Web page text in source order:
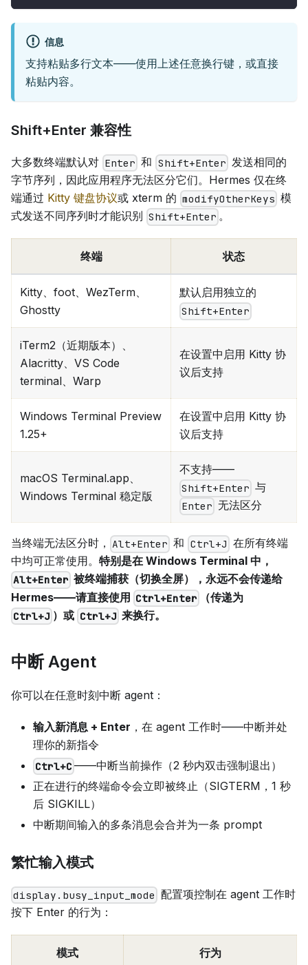
信息
支持粘贴多行文本——使用上述任意换行键，或直接
粘贴内容。
Shift+Enter 兼容性
大多数终端默认对 Enter 和 Shift+Enter发送相同的
字节序列，因此应用程序无法区分它们。Hermes 仅在终
端通过 Kitty 键盘协议或 xterm 的 modifyOtherKeys 模
式发送不同序列时才能识别 Shift+Enter 。
终端 状态
Kitty、foot、WezTerm、
Ghostty
默认启用独立的
Shift+Enter
iTerm2（近期版本）、
Alacritty、VS Code
terminal、Warp
在设置中启用 Kitty 协
议后支持
Windows Terminal Preview
1.25+
在设置中启用 Kitty 协
议后支持
macOS Terminal.app、
Windows Terminal 稳定版
不支持——
Shift+Enter 与
Enter 无法区分
当终端无法区分时， Alt+Enter 和 Ctrl+J 在所有终端
中均可正常使用。 特别是在 Windows Terminal 中，
Alt+Enter 被终端捕获（切换全屏），永远不会传递给
Hermes——请直接使用 Ctrl+Enter （传递为
Ctrl+J ）或 Ctrl+J来换行。
中断 Agent
你可以在任意时刻中断 agent：
输入新消息 + Enter ，在 agent 工作时——中断并处
理你的新指令
Ctrl+C ——中断当前操作（2 秒内双击强制退出）
正在进行的终端命令会立即被终止（SIGTERM，1 秒
后 SIGKILL）
中断期间输入的多条消息会合并为一条 prompt
繁忙输入模式
display.busy_input_mode 配置项控制在 agent 工作时
按下 Enter 的行为：
模式 行为